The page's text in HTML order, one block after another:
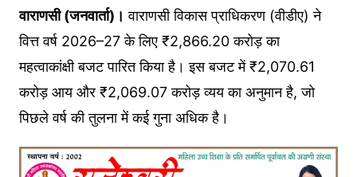
वाराणसी (जनवार्ता)। वाराणसी विकास प्राधिकरण (वीडीए) ने
वित्त वर्ष 2026–27 के लिए ₹2,866.20 करोड़ का
महत्वाकांक्षी बजट पारित किया है। इस बजट में ₹2,070.61
करोड़ आय और ₹2,069.07 करोड़ व्यय का अनुमान है, जो
पिछले वर्ष की तुलना में कई गुना अधिक है।